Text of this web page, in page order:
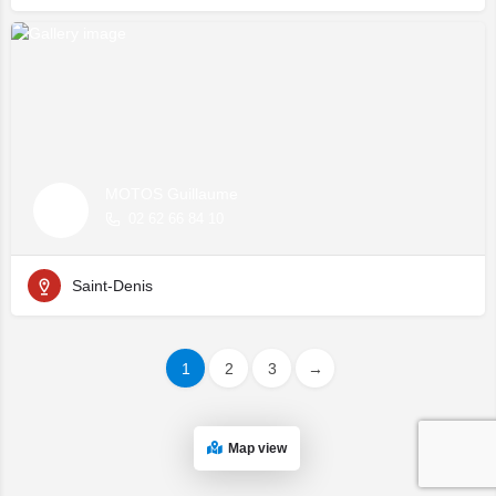
Saint-Denis
1 2 3 →
Map view